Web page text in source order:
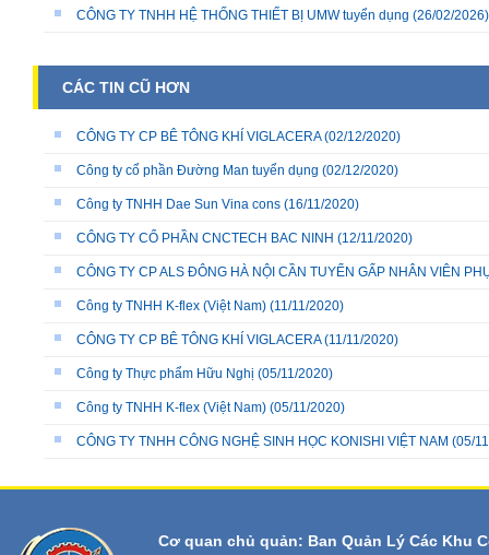
CÔNG TY TNHH HỆ THỐNG THIẾT BỊ UMW tuyển dụng (26/02/2026)
CÁC TIN CŨ HƠN
CÔNG TY CP BÊ TÔNG KHÍ VIGLACERA(02/12/2020)
Công ty cổ phần Đường Man tuyển dụng (02/12/2020)
Công ty TNHH Dae Sun Vina cons (16/11/2020)
CÔNG TY CỔ PHẦN CNCTECH BAC NINH (12/11/2020)
CÔNG TY CP ALS ĐÔNG HÀ NỘI CẦN TUYỂN GẤP NHÂN VIÊN
Công ty TNHH K-flex (Việt Nam) (11/11/2020)
CÔNG TY CP BÊ TÔNG KHÍ VIGLACERA(11/11/2020)
Công ty Thực phẩm Hữu Nghị (05/11/2020)
Công ty TNHH K-flex (Việt Nam) (05/11/2020)
CÔNG TY TNHH CÔNG NGHỆ SINH HỌC KONISHI VIỆT NAM (05/
Cơ quan chủ quản: Ban Quản Lý Các Khu